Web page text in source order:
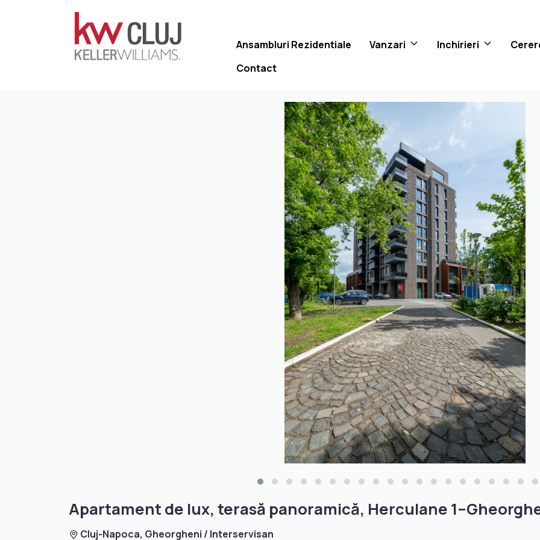
Ansambluri Rezidentiale Vanzari Inchirieri
Contact
Apartament de lux, terasă panoramică, Herculane
Cluj-Napoca, Gheorgheni / Interservisan